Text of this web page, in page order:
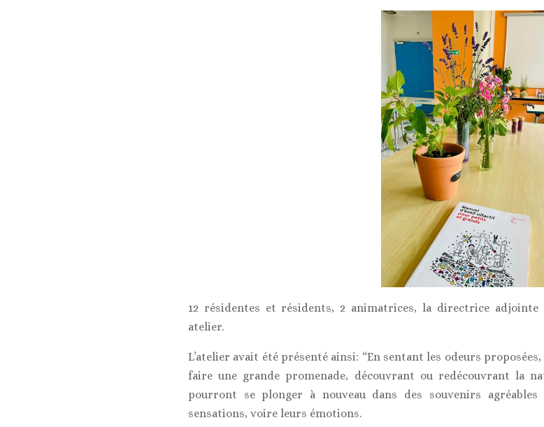
12 résidentes et résidents, 2 animatrices, la directrice
atelier.
L’atelier avait été présenté ainsi: “En sentant les odeurs
faire une grande promenade, découvrant ou redécouvrant la
pourront se plonger à nouveau dans des souvenirs
sensations, voire leurs émotions.